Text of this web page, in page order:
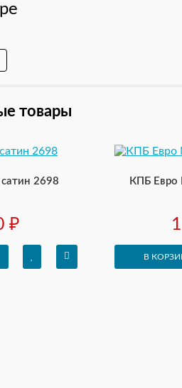
Хорошо
товары
2698
₽
КПБ Евро
В